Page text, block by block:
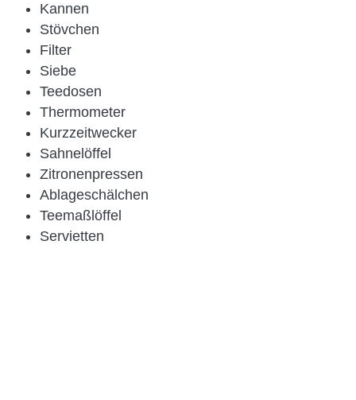
Kannen
Stövchen
Filter
Siebe
Teedosen
Thermometer
Kurzzeitwecker
Sahnelöffel
Zitronenpressen
Ablageschälchen
Teemaßlöffel
Servietten